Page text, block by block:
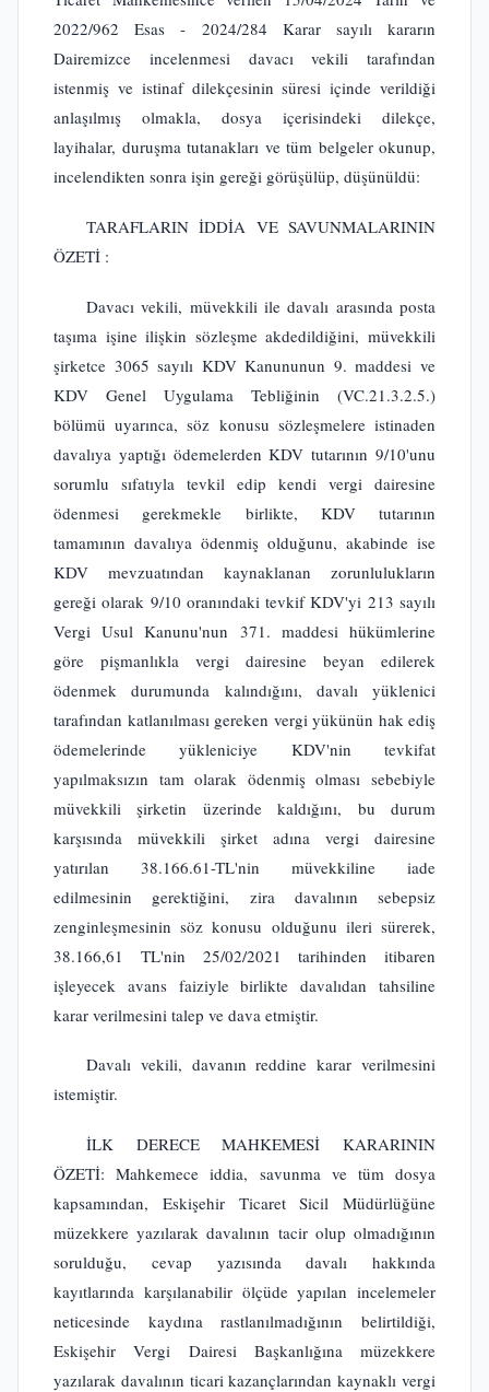
2022/962 Esas - 2024/284 Karar sayılı kararın
Dairemizce incelenmesi davacı vekili tarafından
istenmiş ve istinaf dilekçesinin süresi içinde verildiği
anlaşılmış olmakla, dosya içerisindeki dilekçe,
layihalar, duruşma tutanakları ve tüm belgeler okunup,
incelendikten sonra işin gereği görüşülüp, düşünüldü:
TARAFLARIN İDDİA VE SAVUNMALARININ
ÖZETİ :
Davacı vekili, müvekkili ile davalı arasında posta
taşıma işine ilişkin sözleşme akdedildiğini, müvekkili
şirketce 3065 sayılı KDV Kanununun 9. maddesi ve
KDV Genel Uygulama Tebliğinin (VC.21.3.2.5.)
bölümü uyarınca, söz konusu sözleşmelere istinaden
davalıya yaptığı ödemelerden KDV tutarının 9/10'unu
sorumlu sıfatıyla tevkil edip kendi vergi dairesine
ödenmesi gerekmekle birlikte, KDV tutarının
tamamının davalıya ödenmiş olduğunu, akabinde ise
KDV mevzuatından kaynaklanan zorunlulukların
gereği olarak 9/10 oranındaki tevkif KDV'yi 213 sayılı
Vergi Usul Kanunu'nun 371. maddesi hükümlerine
göre pişmanlıkla vergi dairesine beyan edilerek
ödenmek durumunda kalındığını, davalı yüklenici
tarafından katlanılması gereken vergi yükünün hak ediş
ödemelerinde yükleniciye KDV'nin tevkifat
yapılmaksızın tam olarak ödenmiş olması sebebiyle
müvekkili şirketin üzerinde kaldığını, bu durum
karşısında müvekkili şirket adına vergi dairesine
yatırılan 38.166.61-TL'nin müvekkiline iade
edilmesinin gerektiğini, zira davalının sebepsiz
zenginleşmesinin söz konusu olduğunu ileri sürerek,
38.166,61 TL'nin 25/02/2021 tarihinden itibaren
işleyecek avans faiziyle birlikte davalıdan tahsiline
karar verilmesini talep ve dava etmiştir.
Davalı vekili, davanın reddine karar verilmesini
istemiştir.
İLK DERECE MAHKEMESİ KARARININ
ÖZETİ: Mahkemece iddia, savunma ve tüm dosya
kapsamından, Eskişehir Ticaret Sicil Müdürlüğüne
müzekkere yazılarak davalının tacir olup olmadığının
sorulduğu, cevap yazısında davalı hakkında
kayıtlarında karşılanabilir ölçüde yapılan incelemeler
neticesinde kaydına rastlanılmadığının belirtildiği,
Eskişehir Vergi Dairesi Başkanlığına müzekkere
yazılarak davalının ticari kazançlarından kaynaklı vergi